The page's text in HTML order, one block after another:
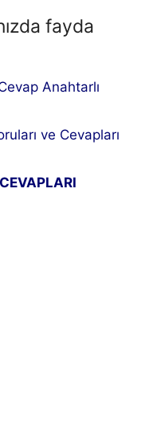
fayda
Cevap Anahtarlı
ve Cevapları